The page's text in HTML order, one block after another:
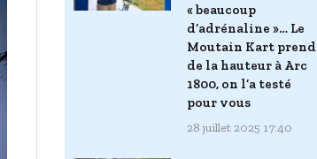
« beaucoup
d’adrénaline »… Le
Moutain Kart prend
de la hauteur à Arc
1800, on l’a testé
pour vous
28 juillet 2025 17:40